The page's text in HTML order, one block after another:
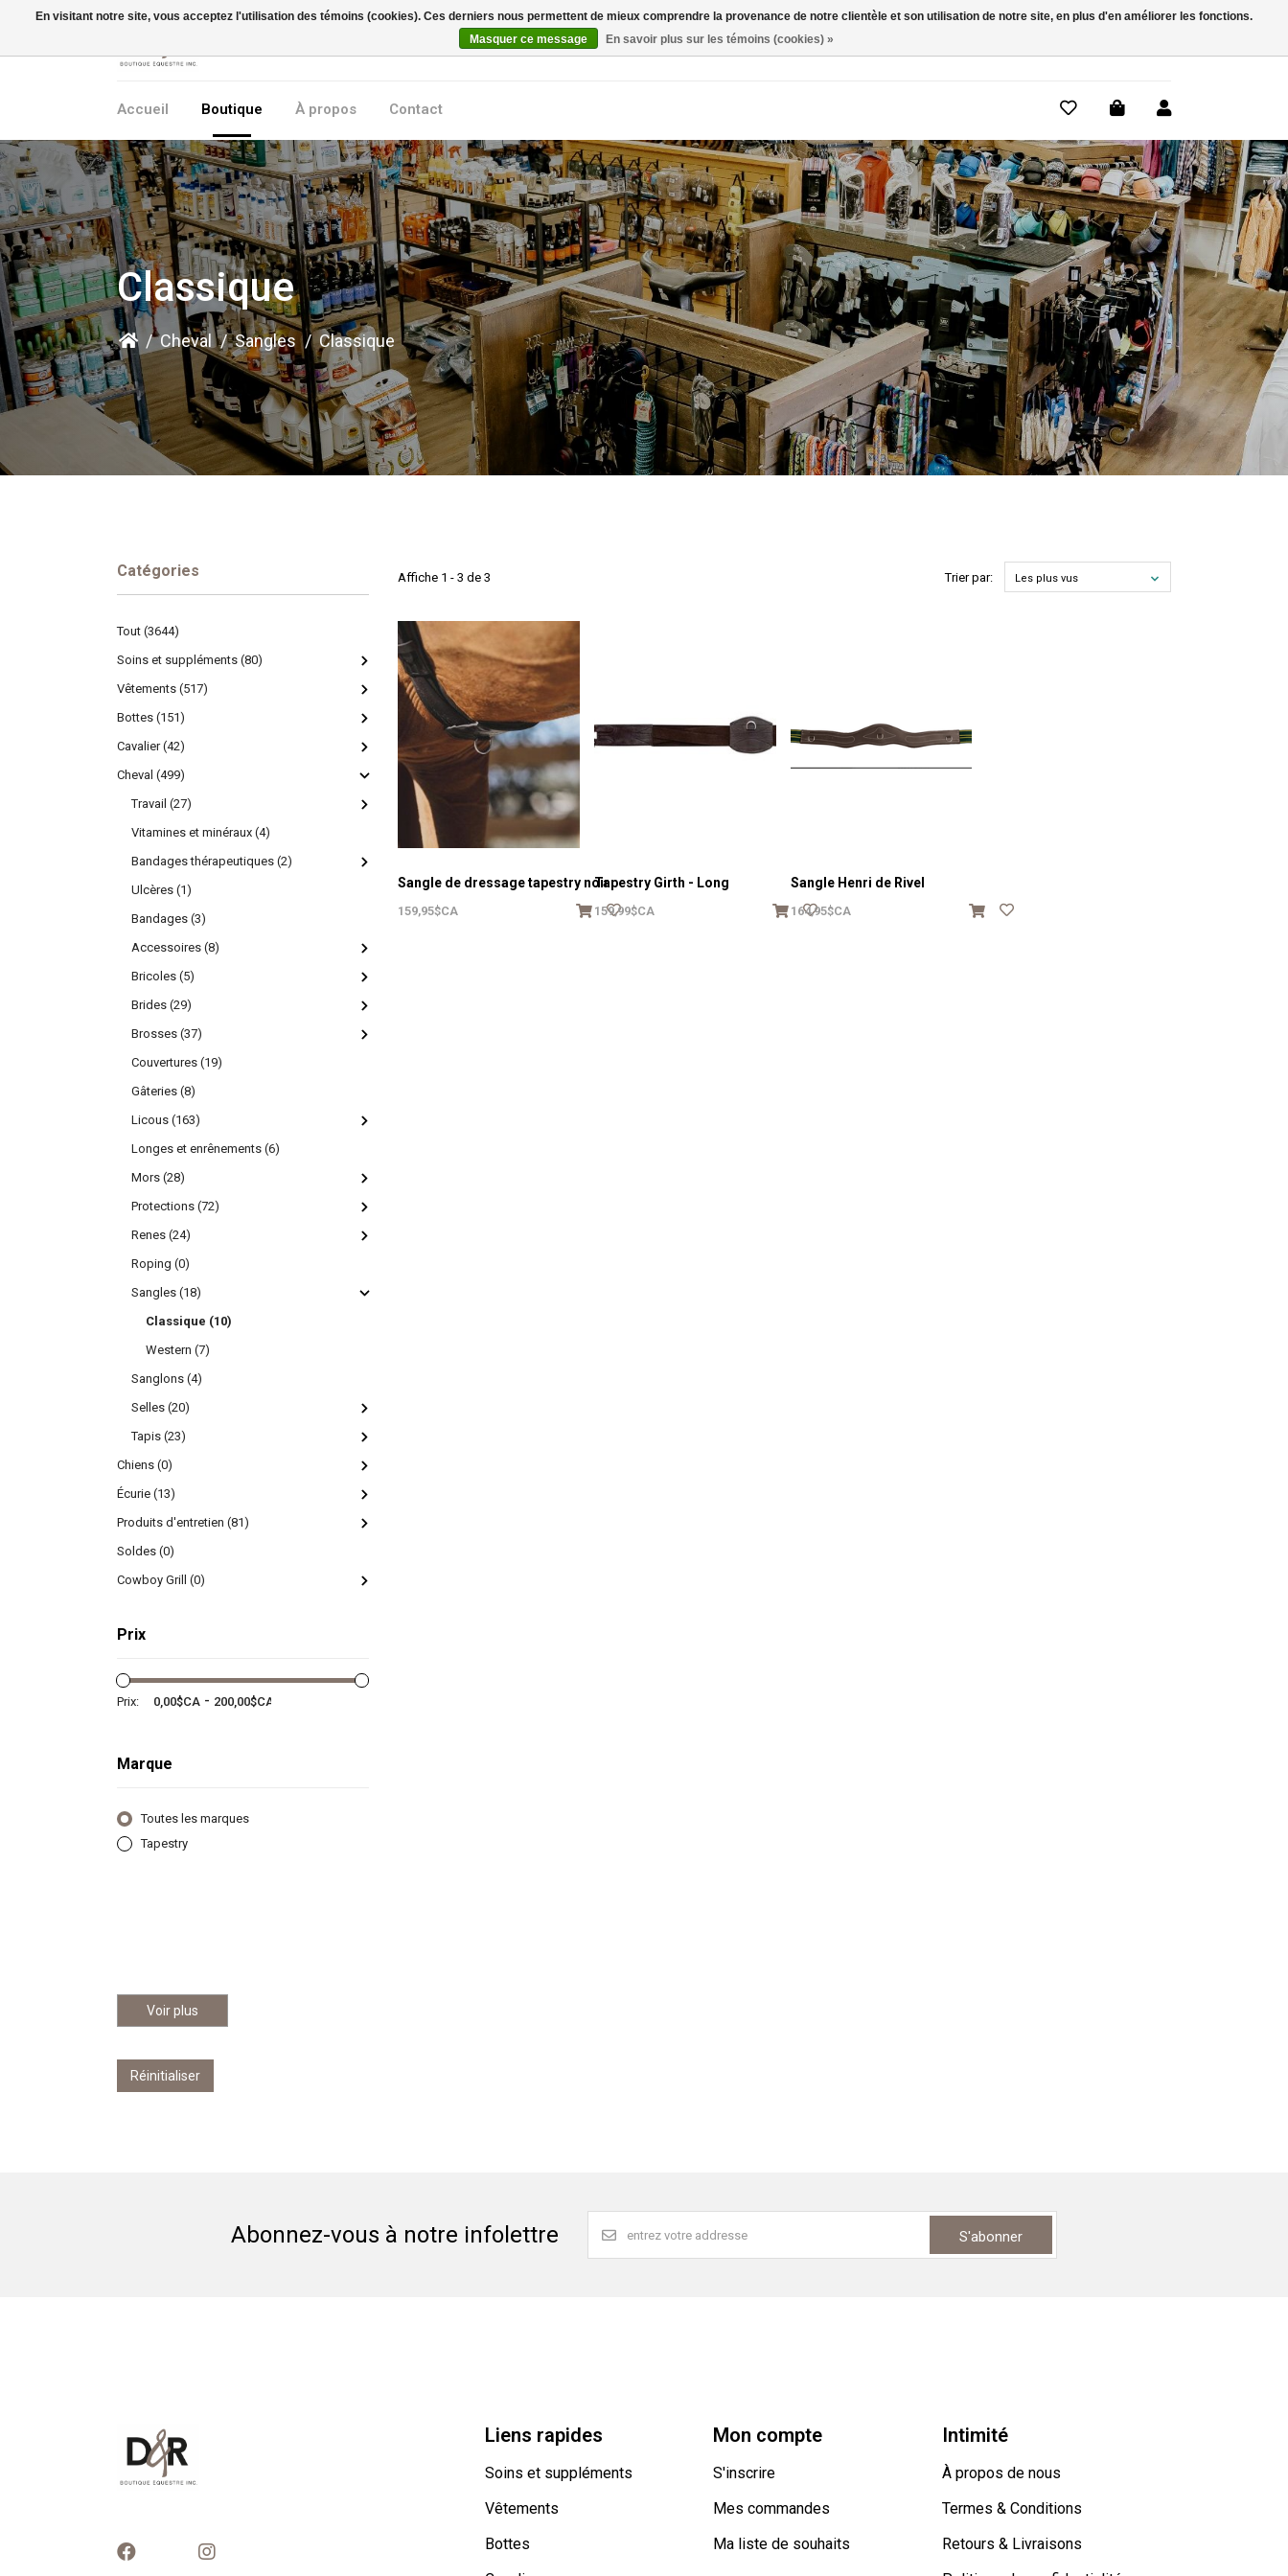
Rechercher
Accueil Boutique À propos Contact
Classique
/ Cheval / Sangles / Classique
Catégories
Tout (3644)
Soins et suppléments (80)
Vêtements (517)
Bottes (151)
Cavalier (42)
Cheval (499)
Travail (27)
Vitamines et minéraux (4)
Bandages thérapeutiques (2)
Ulcères (1)
Bandages (3)
Accessoires (8)
Bricoles (5)
Brides (29)
Brosses (37)
Couvertures (19)
Gâteries (8)
Licous (163)
Longes et enrênements (6)
Mors (28)
Protections (72)
Renes (24)
Roping (0)
Sangles (18)
Classique (10)
Western (7)
Sanglons (4)
Selles (20)
Tapis (23)
Chiens (0)
Écurie (13)
Produits d'entretien (81)
Soldes (0)
Cowboy Grill (0)
Prix
Prix: -
Marque
Toutes les marques
Tapestry
Voir plus
Réinitialiser
Affiche 1 - 3 de 3 Trier par: Les plus vus
Sangle de dressage tapestry noir
159,95$CA
Tapestry Girth - Long
159,99$CA
Sangle Henri de Rivel
164,95$CA
Abonnez-vous à notre infolettre S'abonner
Liens rapides
Soins et suppléments
Vêtements
Bottes
Mon compte
S'inscrire
Mes commandes
Ma liste de souhaits
Intimité
À propos de nous
Termes & Conditions
Retours & Livraisons
En visitant notre site, vous acceptez l'utilisation des témoins (cookies). Ces derniers nous permettent de mieux comprendre la provenance de notre clientèle et son utilisation de notre site, en plus d'en améliorer les fonctions.
Masquer ce message
En savoir plus sur les témoins (cookies) »